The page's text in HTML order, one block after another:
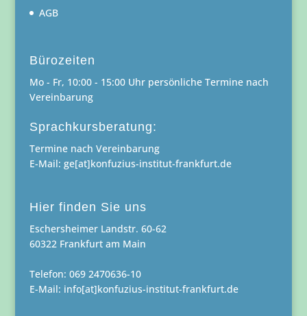
AGB
Bürozeiten
Mo - Fr, 10:00 - 15:00 Uhr persönliche Termine nach
Vereinbarung
Sprachkursberatung:
Termine nach Vereinbarung
E-Mail: ge[at]konfuzius-institut-frankfurt.de
Hier finden Sie uns
Eschersheimer Landstr. 60-62
60322 Frankfurt am Main
Telefon: 069 2470636-10
E-Mail: info[at]konfuzius-institut-frankfurt.de